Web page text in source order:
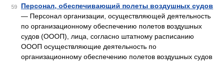
59
Персонал, обеспечивающий полеты воздушных судов
— Персонал организации, осуществляющей деятельность
по организационному обеспечению полетов воздушных
судов (ОООП), лица, согласно штатному расписанию
ОООП осуществляющие деятельность по
организационному обеспечению полетов воздушных судов